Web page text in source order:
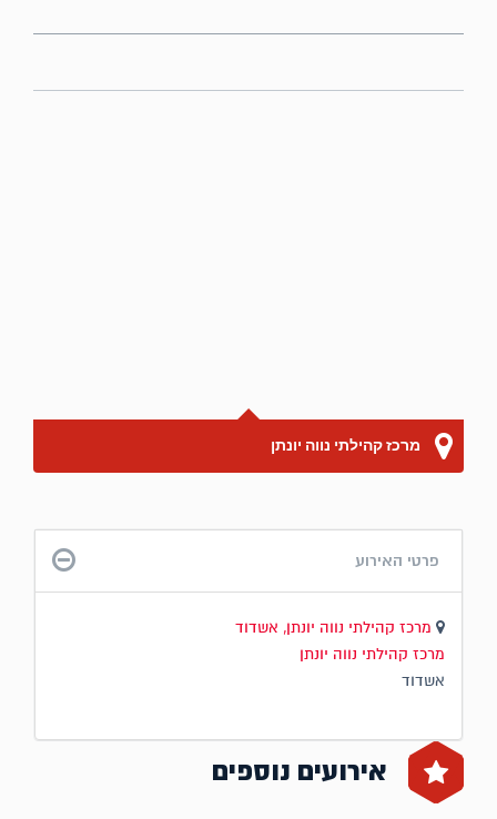
מרכז קהילתי נווה יונתן
פרטי האירוע
מרכז קהילתי נווה יונתן, אשדוד
מרכז קהילתי נווה יונתן
אשדוד
אירועים נוספים